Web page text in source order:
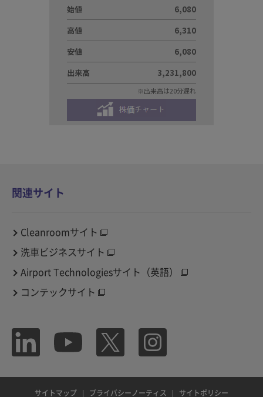
関連サイト
Cleanroomサイト
洗車ビジネスサイト
Airport Technologiesサイト（英語）
コンテックサイト
サイトマップ プライバシーノーティス サイトポリシー